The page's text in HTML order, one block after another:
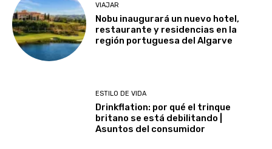
VIAJAR
Nobu inaugurará un nuevo hotel,
restaurante y residencias en la
región portuguesa del Algarve
ESTILO DE VIDA
Drinkflation: por qué el trinque
britano se está debilitando |
Asuntos del consumidor